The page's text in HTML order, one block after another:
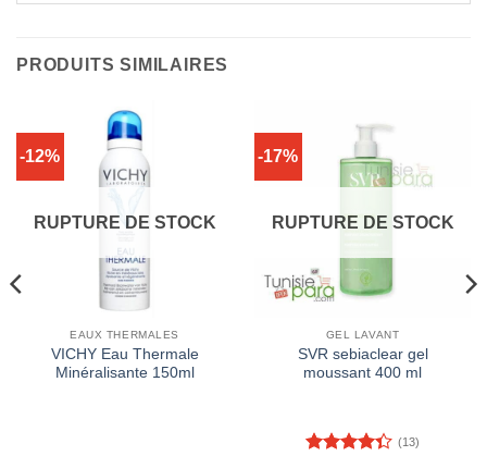
PRODUITS SIMILAIRES
-12%
RUPTURE DE STOCK
EAUX THERMALES
VICHY Eau Thermale
Minéralisante 150ml
-17%
RUPTURE DE STOCK
GEL LAVANT
SVR sebiaclear gel
moussant 400 ml
(13)